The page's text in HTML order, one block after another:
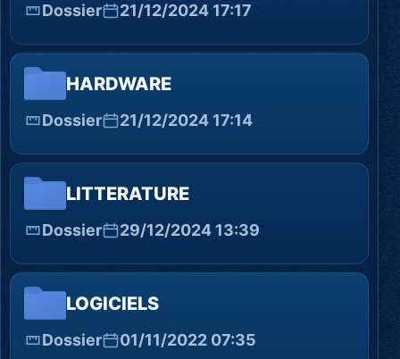
Dossier 21/12/2024 17:17
HARDWARE
Dossier 21/12/2024 17:14
LITTERATURE
Dossier 29/12/2024 13:39
LOGICIELS
Dossier 01/11/2022 07:35